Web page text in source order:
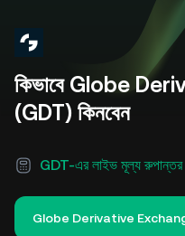
কিভাবে Globe
(GDT) কিনবেন
GDT-এর লাইভ মূল্য রুপান্তর
Globe Derivative